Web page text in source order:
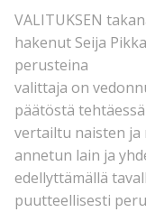
VALITUKSEN
hakenut Seija
perusteina
valittaja on
päätöstä
vertailtu naisten ja
annetun lain ja
edellyttämällä
puutteellisesti